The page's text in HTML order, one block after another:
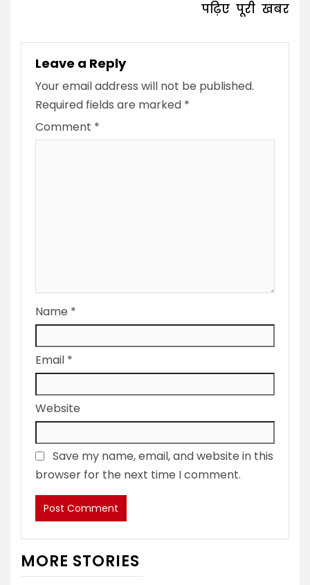
पढ़िए पूरी खबर
Leave a Reply
Your email address will not be published.
Required fields are marked *
Comment *
Name *
Email *
Website
Save my name, email, and website in this
browser for the next time I comment.
MORE STORIES